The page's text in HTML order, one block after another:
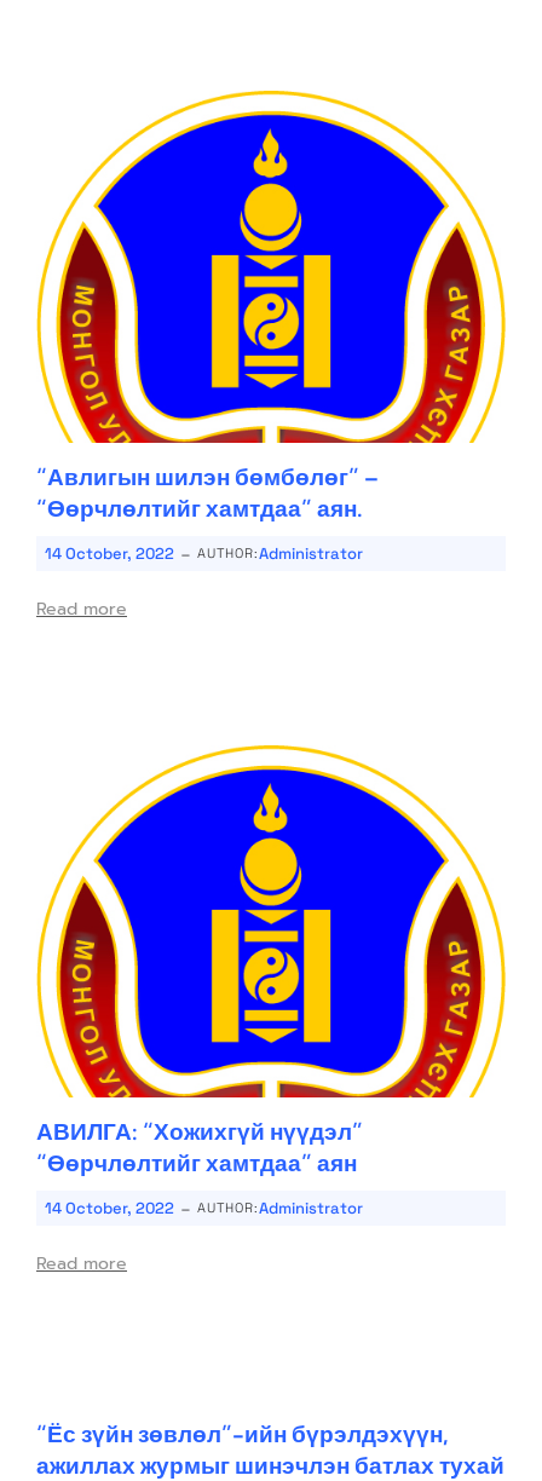
“Авлигын шилэн бөмбөлөг” –
“Өөрчлөлтийг хамтдаа” аян.
14 October, 2022 - AUTHOR:Administrator
Read more
АВИЛГА: “Хожихгүй нүүдэл”
“Өөрчлөлтийг хамтдаа” аян
14 October, 2022 - AUTHOR:Administrator
Read more
“Ёс зүйн зөвлөл”-ийн бүрэлдэхүүн,
ажиллах журмыг шинэчлэн батлах тухай